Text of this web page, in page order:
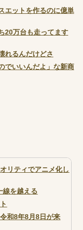
エットを作るのに億単
20万台も走ってます
れるんだけどさ
でいいんだよ」な新商
リティでアニメ化し
線を越える
和8年8月8日が来